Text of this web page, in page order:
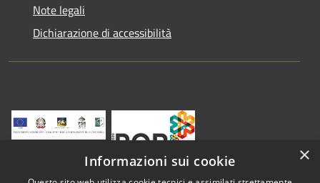
Note legali
Dichiarazione di accessibilità
×
Informazioni sui cookie